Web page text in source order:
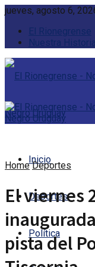
jueves, agosto 6,
El Rionegrense
Nuestra Historia
Inicio
Deportes
Política
Home Deportes
El viernes
pista del